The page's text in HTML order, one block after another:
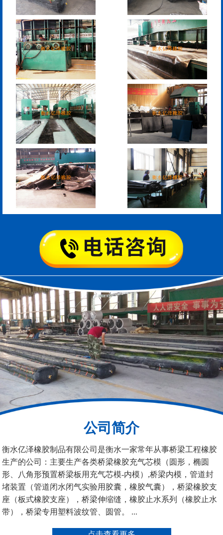
L型桥梁伸缩缝 Z型桥梁伸缩缝
板式橡胶伸缩缝 C型桥梁伸缩缝
200*25米圆形桥梁气囊
390*14米的圆形充气芯
模
空心板内模 桥梁空心板气囊
桥梁空心板气囊 八角桥梁板内模
堵）
公司简介
衡水亿泽橡胶制品有限公司是衡水一家常年从事桥梁工程橡胶
生产的公司：主要生产各类桥梁橡胶充气芯模（圆形，椭圆
形、八角形预置桥梁板用充气芯模-内模）,桥梁内模，管道封
堵装置（管道闭水闭气实验用胶囊，橡胶气囊），桥梁橡胶支
座（板式橡胶支座），桥梁伸缩缝，橡胶止水系列（橡胶止水
带），桥梁专用塑料波纹管、圆管。 ...